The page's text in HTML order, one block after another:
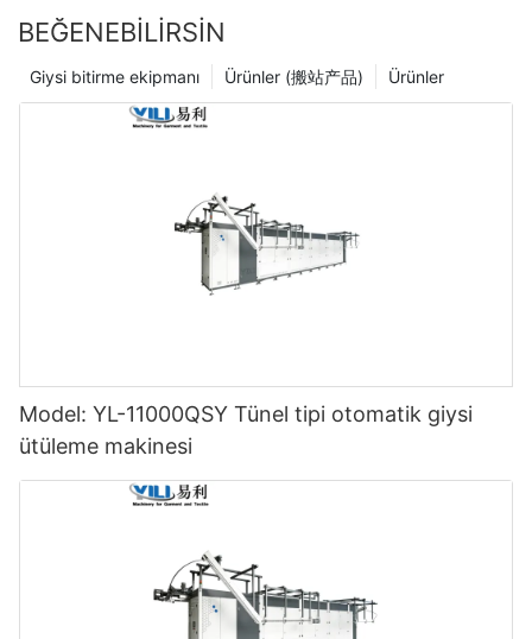
BEĞENEBILIRSIN
Ürünler
Ürünler (搬站产品)
Giysi bitirme ekipmanı
Model: YL-11000QSY Tünel tipi otomatik giysi
ütüleme makinesi